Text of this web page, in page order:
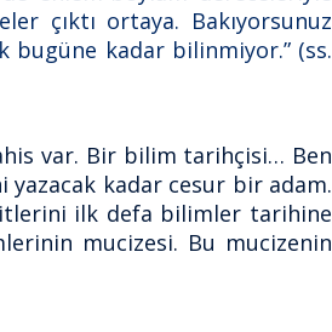
çıktı ortaya. Bakıyorsunuz
bugüne kadar bilinmiyor.” (ss.
var. Bir bilim tarihçisi… Ben
kadar cesur bir adam.
ilk defa bilimler tarihine
mucizesi. Bu mucizenin